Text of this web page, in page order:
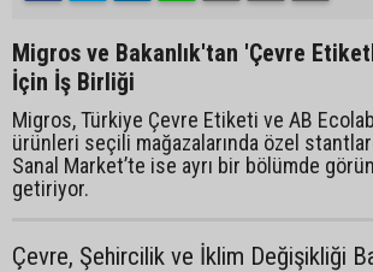
Migros ve Bakanlık'tan 'Çevre
İçin İş Birliği
Migros, Türkiye Çevre Etiketi ve AB
ürünleri seçili mağazalarında özel
Sanal Market’te ise ayrı bir bölümde
getiriyor.
Çevre, Şehircilik ve İklim Değişikliği